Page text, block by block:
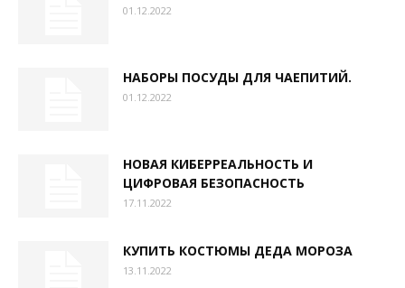
01.12.2022
НАБОРЫ ПОСУДЫ ДЛЯ ЧАЕПИТИЙ.
01.12.2022
НОВАЯ КИБЕРРЕАЛЬНОСТЬ И
ЦИФРОВАЯ БЕЗОПАСНОСТЬ
17.11.2022
КУПИТЬ КОСТЮМЫ ДЕДА МОРОЗА
13.11.2022